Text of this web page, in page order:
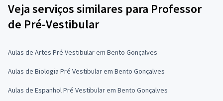
Veja serviços similares para Professor
de Pré-Vestibular
Aulas de Artes Pré Vestibular em Bento Gonçalves
Aulas de Biologia Pré Vestibular em Bento Gonçalves
Aulas de Espanhol Pré Vestibular em Bento Gonçalves